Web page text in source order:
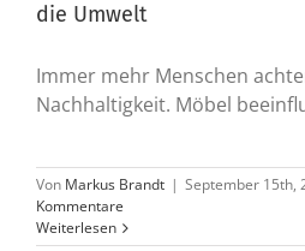
die Umwelt
Immer mehr Menschen
Nachhaltigkeit. Möbel
Von Markus Brandt | September 15th,
Kommentare
Weiterlesen